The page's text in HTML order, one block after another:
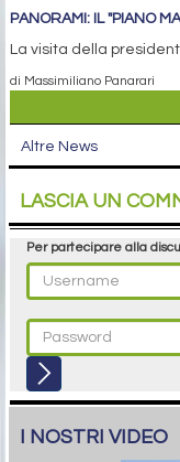
PANORAMI: IL "PIANO
La visita della
di Massimiliano Panarari
Altre News
LASCIA UN
Per partecipare alla
I NOSTRI VIDEO